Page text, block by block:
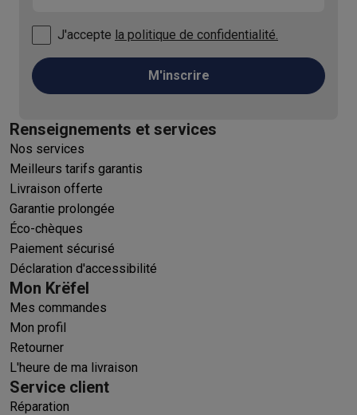
J'accepte la politique de confidentialité.
M'inscrire
Renseignements et services
Nos services
Meilleurs tarifs garantis
Livraison offerte
Garantie prolongée
Éco-chèques
Paiement sécurisé
Déclaration d'accessibilité
Mon Krëfel
Mes commandes
Mon profil
Retourner
L'heure de ma livraison
Service client
Réparation